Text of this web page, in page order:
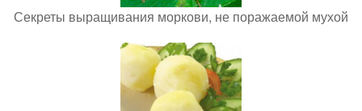
Секреты выращивания моркови, не поражаемой мухой